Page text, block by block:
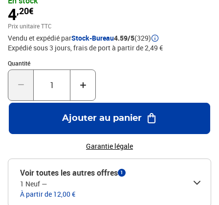
longtemps qu’un marqueur traditionnel PentelEncre liquide fluide
et toujours intense. Niveau d’encre visibleEncre à base d’alcool.
Faible odeur. Ne laisse pas de trace
4,20€
Prix unitaire TTC
Vendu et expédié parStock-Bureau4.59/5(329)
Expédié sous 3 jours, frais de port à partir de 2,49 €
Quantité
Quantité : 1
Ajouter au panier
Garantie légale
Voir toutes les autres offres 1
1 Neuf —
À partir de 12,00 €